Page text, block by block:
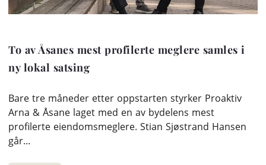
To av Åsanes mest profilerte meglere samles i
ny lokal satsing
Bare tre måneder etter oppstarten styrker Proaktiv
Arna & Åsane laget med en av bydelens mest
profilerte eiendomsmeglere. Stian Sjøstrand Hansen
går...